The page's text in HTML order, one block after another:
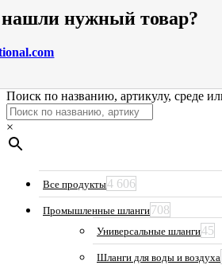
нужный товар?
Поиск по названию, артикулу, среде
×
Все продукты4 606
Промышленные шланги708
Универсальные шланги45
Шланги для воды и воздуха